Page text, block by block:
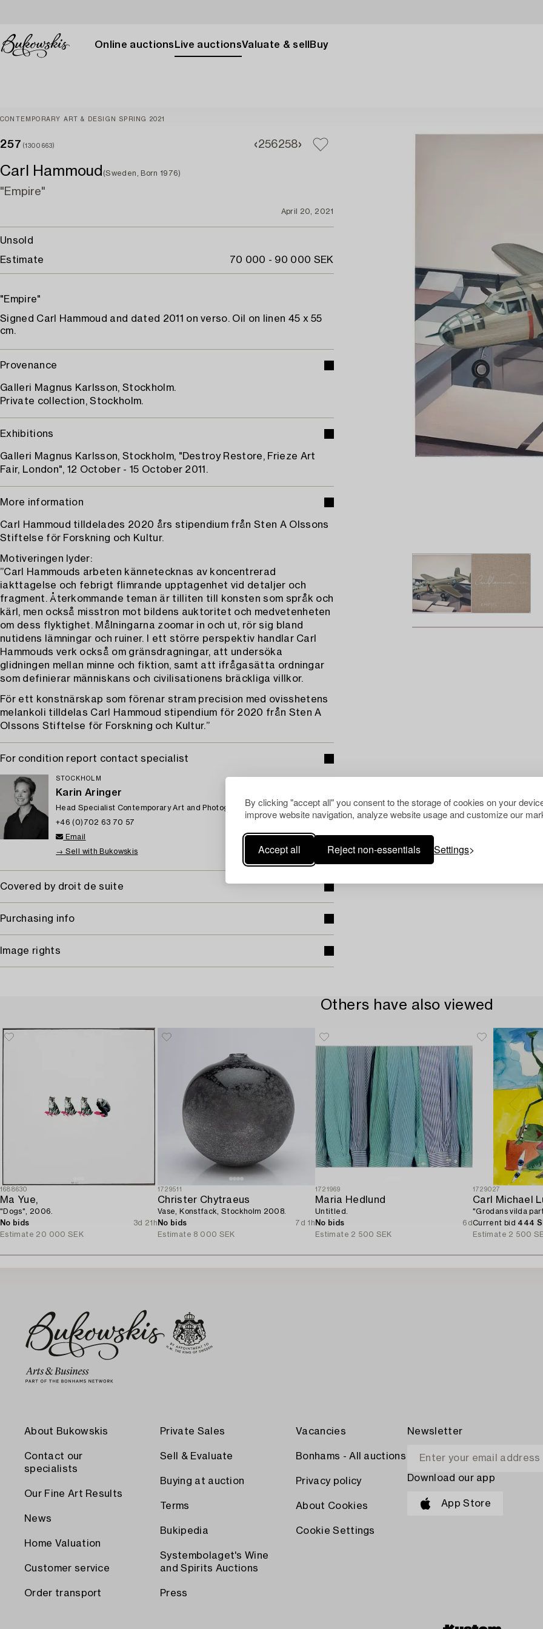
By clicking "accept all" you consent to the storage of cookies on your
improve website navigation, analyze website usage and customize our
Accept all Reject non-essentials Settings
Online auctions Live auctionsValuate & sell Buy
CONTEMPORARY ART & DESIGN SPRING 2021
257 (1300663) 256258
Carl Hammoud (Sweden, Born 1976)
"Empire"
April 20, 2021
Unsold
Estimate
70 000 - 90 000 SEK
"Empire"
Signed Carl Hammoud and dated 2011 on verso. Oil on linen 45 x 55
cm.
Provenance
Galleri Magnus Karlsson, Stockholm.
Private collection, Stockholm.
Exhibitions
Galleri Magnus Karlsson, Stockholm, "Destroy Restore, Frieze Art
Fair, London", 12 October - 15 October 2011.
More information
Carl Hammoud tilldelades 2020 års stipendium från Sten A Olssons
Stiftelse för Forskning och Kultur.
Motiveringen lyder:
”Carl Hammouds arbeten kännetecknas av koncentrerad
iakttagelse och febrigt flimrande upptagenhet vid detaljer och
fragment. Återkommande teman är tilliten till konsten som språk och
kärl, men också misstron mot bildens auktoritet och medvetenheten
om dess flyktighet. Målningarna zoomar in och ut, rör sig bland
nutidens lämningar och ruiner. I ett större perspektiv handlar Carl
Hammouds verk också om gränsdragningar, att undersöka
glidningen mellan minne och fiktion, samt att ifrågasätta ordningar
som definierar människans och civilisationens bräckliga villkor.
För ett konstnärskap som förenar stram precision med ovisshetens
melankoli tilldelas Carl Hammoud stipendium för 2020 från Sten A
Olssons Stiftelse för Forskning och Kultur.”
For condition report contact specialist
STOCKHOLM
Karin Aringer
Head Specialist Contemporary Art and Photographs
+46 (0)702 63 70 57
Email
→ Sell with Bukowskis
Covered by droit de suite
Purchasing info
Image rights
Others have also viewed
1688630
Ma Yue,
"Dogs", 2006.
No bids
3d 21h
Estimate 20 000 SEK
1729511
Christer Chytraeus
Vase, Konstfack, Stockholm 2008.
No bids
7d 1h
Estimate 8 000 SEK
1721969
Maria Hedlund
Untitled.
No bids
6d
Estimate 2 500 SEK
1729027
Carl Michael
"Grodans vilda
Current bid 444
Estimate 2 500
About Bukowskis
Contact our
specialists
Our Fine Art Results
News
Home Valuation
Customer service
Order transport
Private Sales
Sell & Evaluate
Buying at auction
Terms
Bukipedia
Systembolaget's Wine
and Spirits Auctions
Press
Vacancies
Bonhams - All auctions
Privacy policy
About Cookies
Cookie Settings
Newsletter
Download our app
App Store